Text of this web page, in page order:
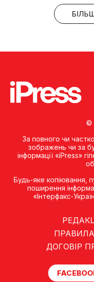
©
За повного чи
зображень чи за
інформації «iPress»
Будь-яке копiювання,
поширення
«Iнтерфакс-
ДОГОВІР